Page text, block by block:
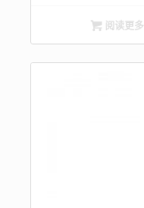
阅读更多